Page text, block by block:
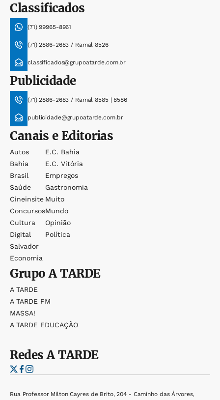
Classificados
(71) 99965-8961
(71) 2886-2683 / Ramal 8526
classificados@grupoatarde.com.br
Publicidade
(71) 2886-2683 / Ramal 8585 | 8586
publicidade@grupoatarde.com.br
Canais e Editorias
Autos
Bahia
Brasil
Saúde
Cineinsite
Concursos
Cultura
Digital
Salvador
Economia
E.c. Bahia
E.c. Vitória
Empregos
Gastronomia
Muito
Mundo
Opinião
Política
GrupoA TARDE
A TARDE
A TARDE FM
MASSA!
A TARDE EDUCAÇÃO
RedesA TARDE
Rua Professor Milton Cayres de Brito, 204 - Caminho das Árvores,